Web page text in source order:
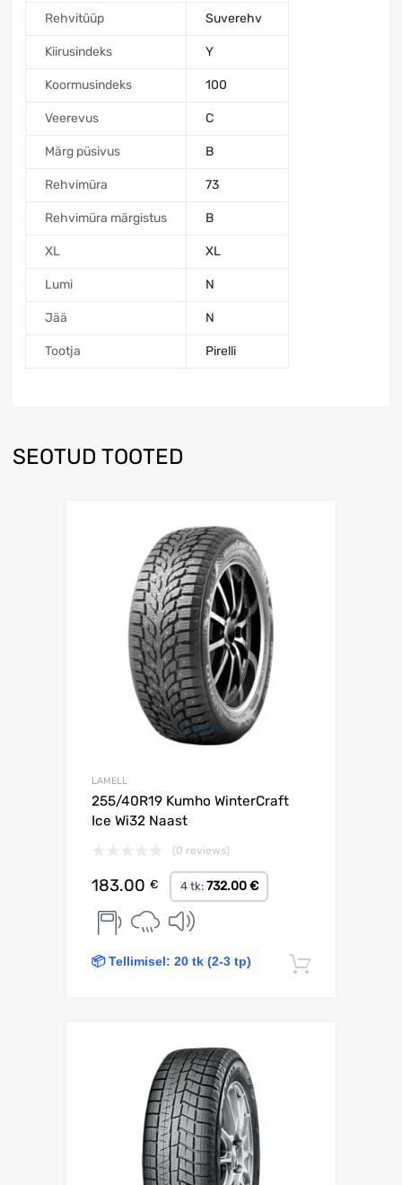
Rehvitüüp Suverehv
Kiirusindeks Y
Koormusindeks 100
Veerevus C
Märg püsivus B
Rehvimüra 73
Rehvimüra märgistus B
XL XL
Lumi N
Jää N
Tootja Pirelli
SEOTUD TOOTED
LAMELL
255/40R19 Kumho WinterCraft
Ice Wi32 Naast
(0 reviews)
183.00 € 4 tk: 732.00 €
📦 Tellimisel: 20 tk (2-3 tp)